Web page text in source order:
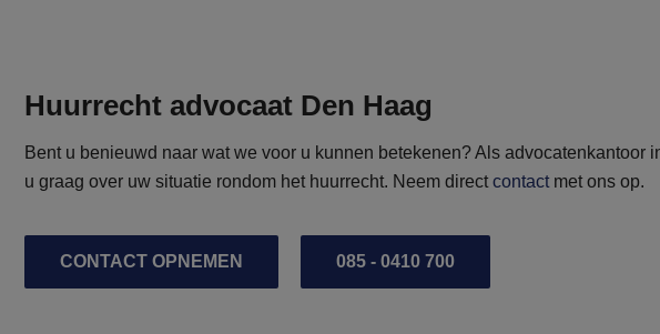
Huurrecht advocaat Den Haag
Bent u benieuwd naar wat we voor u kunnen betekenen? Als advocatenkantoor
u graag over uw situatie rondom het huurrecht. Neem direct contact met ons op.
CONTACT OPNEMEN 085 - 0410 700